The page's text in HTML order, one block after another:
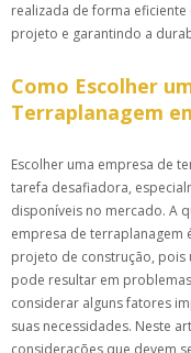
realizada de forma
projeto e garantindo a
Como Escolher
Terraplanagem
Escolher uma empresa de
tarefa desafiadora,
disponíveis no mercado. A
empresa de terraplanagem
projeto de construção,
pode resultar em
considerar alguns fatores
suas necessidades. Neste